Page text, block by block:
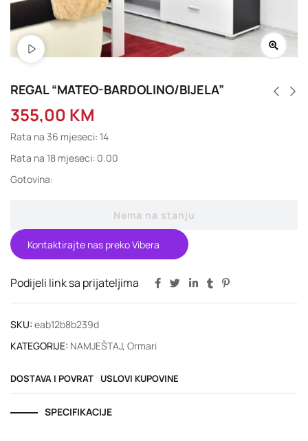
REGAL “MATEO-BARDOLINO/BIJELA”
355,00 KM
Rata na 36 mjeseci: 14
Rata na 18 mjeseci: 0.00
Gotovina:
Nema na stanju
Kontaktirajte nas preko Vibera
Podijeli link sa prijateljima
SKU: eab12b8b239d
KATEGORIJE: NAMJEŠTAJ, Ormari
DOSTAVA I POVRAT USLOVI KUPOVINE
SPECIFIKACIJE